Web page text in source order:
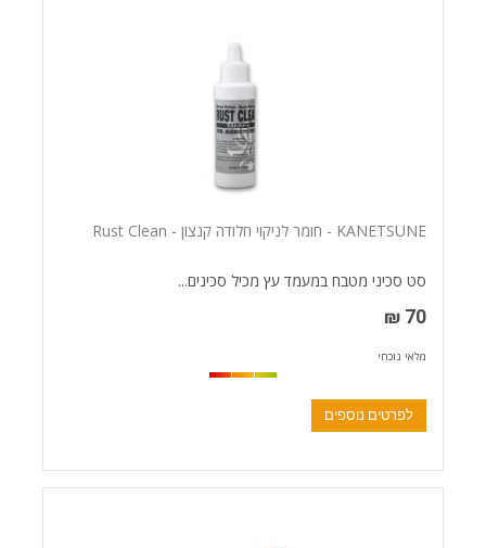
KANETSUNE - חומר לניקוי חלודה קנצון - Rust Clean
סט סכיני מטבח במעמד עץ מכיל סכינים...
70 ₪
מלאי נוכחי
לפרטים נוספים